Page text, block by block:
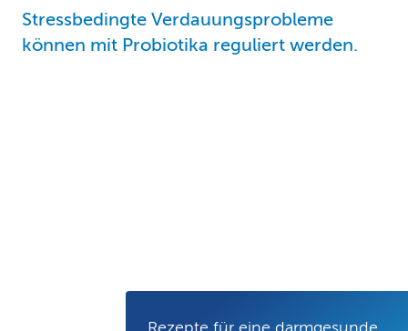
Stressbedingte Verdauungsprobleme
können mit Probiotika reguliert werden.
Rezepte für eine darmgesunde